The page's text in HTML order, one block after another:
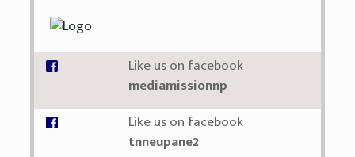
Like us on facebook
mediamissionnp
Like us on facebook
tnneupane2